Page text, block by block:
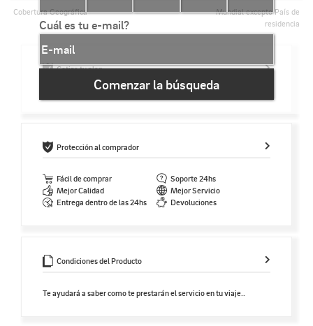
Cobertura Geográfica
Mundial excepto País de
residencia
Cotiza tu plan
Cuál es tu e-mail?
Comenzar la búsqueda
Protección al comprador
Fácil de comprar
Soporte 24hs
Mejor Calidad
Mejor Servicio
Entrega dentro de las 24hs
Devoluciones
Condiciones del Producto
Te ayudará a saber como te prestarán el servicio en tu viaje..